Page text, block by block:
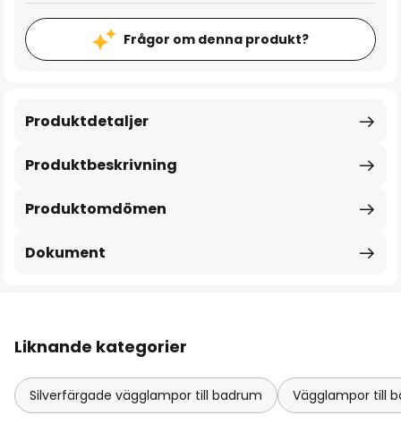
Frågor om denna produkt?
Produktbeskrivning
Produktdetaljer
Produktomdömen
Dokument
Liknande kategorier
Silverfärgade vägglampor till badrum Vägglampor till